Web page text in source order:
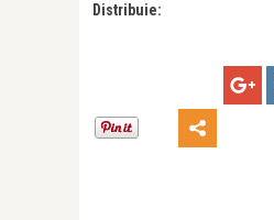
Distribuie: